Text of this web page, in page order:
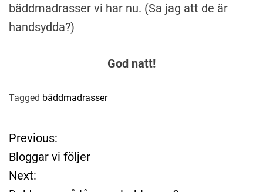
bäddmadrasser vi har nu. (Sa jag att de är
handsydda?)
God natt!
Tagged bäddmadrasser
P
o
Previous:
Bloggar vi följer
Next: